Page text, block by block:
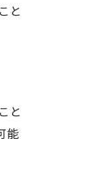
と
と
能